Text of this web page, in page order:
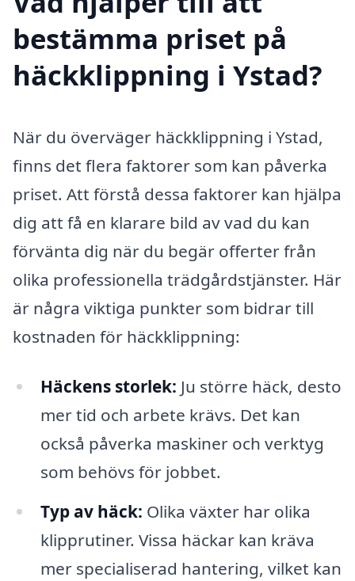
bestämma priset på
häckklippning i Ystad?
När du överväger häckklippning i Ystad,
finns det flera faktorer som kan påverka
priset. Att förstå dessa faktorer kan hjälpa
dig att få en klarare bild av vad du kan
förvänta dig när du begär offerter från
olika professionella trädgårdstjänster. Här
är några viktiga punkter som bidrar till
kostnaden för häckklippning:
Häckens storlek: Ju större häck, desto
mer tid och arbete krävs. Det kan
också påverka maskiner och verktyg
som behövs för jobbet.
Typ av häck: Olika växter har olika
klipprutiner. Vissa häckar kan kräva
mer specialiserad hantering, vilket kan